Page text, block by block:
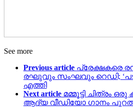
See more
Previous article പ്രേക്ഷകരെ
രഘുവും സംഘവും റെഡി;
എത്തി
Next article മമ്മൂട്ടി ചിത്രം
ആദ്യ വീഡിയോ ഗാനം